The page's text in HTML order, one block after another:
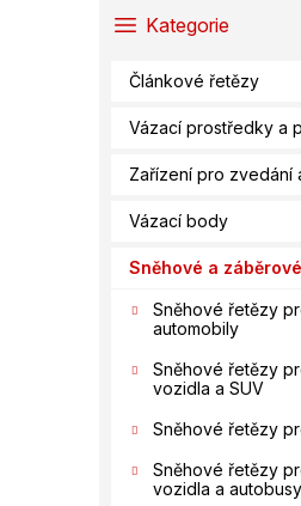
PřeskočitKategorie
Článkové řetězy
Vázací prostředky a
Zařízení pro zvedání
Vázací body
Sněhové a
Sněhové řetězy
automobily
Sněhové řetězy
vozidla a SUV
Sněhové řetězy
Sněhové řetězy
vozidla a autobusy